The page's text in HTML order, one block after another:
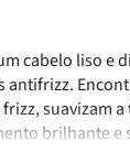
cabelo liso e
antifrizz.
suavizam a
brilhante e